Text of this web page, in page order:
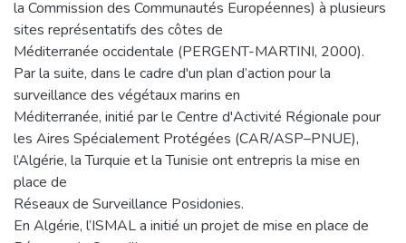
la Commission des Communautés Européennes) à plusieurs
sites représentatifs des côtes de
Méditerranée occidentale (PERGENT-MARTINI, 2000).
Par la suite, dans le cadre d'un plan d’action pour la
surveillance des végétaux marins en
Méditerranée, initié par le Centre d'Activité Régionale pour
les Aires Spécialement Protégées (CAR/ASP–PNUE),
l’Algérie, la Turquie et la Tunisie ont entrepris la mise en
place de
Réseaux de Surveillance Posidonies.
En Algérie, l’ISMAL a initié un projet de mise en place de